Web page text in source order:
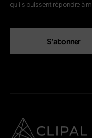
qu'ils puissent répondre à
S’abonner